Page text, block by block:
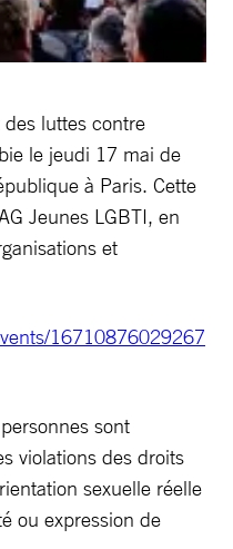
luttes contre
le jeudi 17 mai de
à Paris. Cette
Jeunes LGBTI, en
et
16710876029267
sont
violations des droits
sexuelle réelle
ou expression de